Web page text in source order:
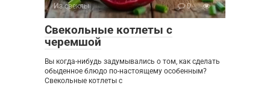
Из свеклы 0
Свекольные котлеты с
черемшой
Вы когда-нибудь задумывались о том, как сделать
обыденное блюдо по-настоящему особенным?
Свекольные котлеты с